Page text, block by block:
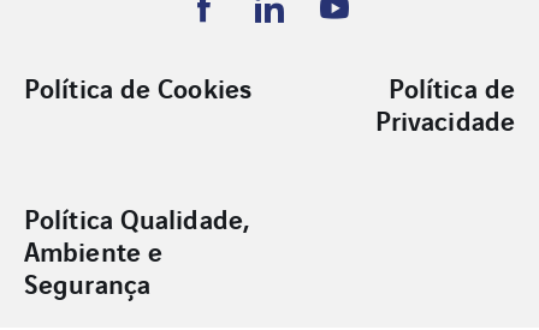
Política de Cookies
Política de
Privacidade
Política Qualidade,
Ambiente e
Segurança